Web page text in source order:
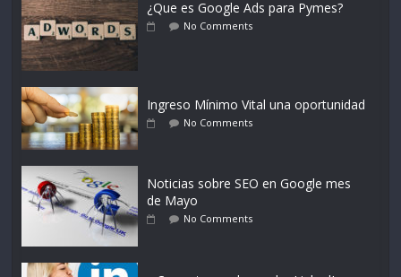
¿Que es Google Ads para Pymes?
No Comments
Ingreso Mínimo Vital una oportunidad
No Comments
Noticias sobre SEO en Google mes
de Mayo
No Comments